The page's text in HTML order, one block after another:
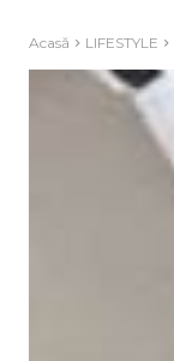
Acasă LIFESTYLE